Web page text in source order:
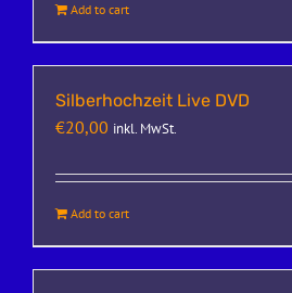
Add to cart
Silberhochzeit Live DVD
€20,00 inkl. MwSt.
Add to cart